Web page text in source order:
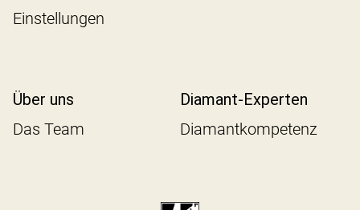
Einstellungen
Über uns
Das Team
Diamant-Experten
Diamantkompetenz